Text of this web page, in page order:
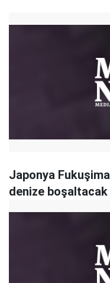
Japonya
denize boşaltacak